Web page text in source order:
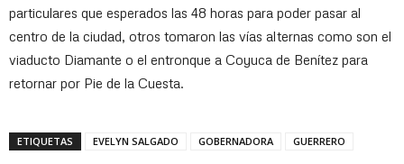
particulares que esperados las 48 horas para poder pasar al
centro de la ciudad, otros tomaron las vías alternas como son el
viaducto Diamante o el entronque a Coyuca de Benítez para
retornar por Pie de la Cuesta.
ETIQUETAS EVELYN SALGADO GOBERNADORA GUERRERO